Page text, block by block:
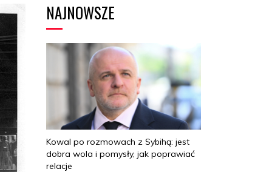
NAJNOWSZE
Kowal po rozmowach z Sybihą: jest
dobra wola i pomysły, jak poprawiać
relacje